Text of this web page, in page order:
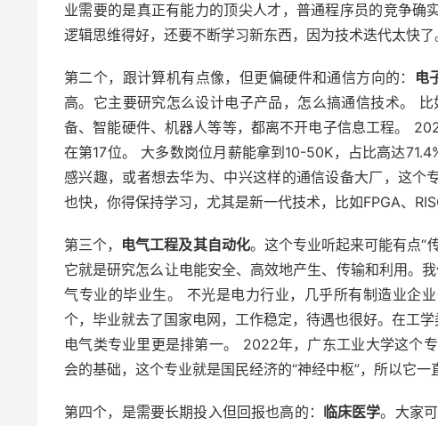
业需要的是真正有能力的顶尖人才，普通程序员的竞争确
逻辑思维得好，还要不断学习新东西，因为技术迭代太快了
第二个，跟计算机有点像，但更偏硬件和通信方向的： 电
高。它主要研究怎么设计电子产品，怎么搞通信技术。
备、智能硬件、机器人等等，都离不开电子信息工程。
在第17位。 大多数岗位月薪能拿到10-50K，占比高达
感兴趣，或者想去华为、中兴这样的通信设备大厂，这
也快，你得保持学习，尤其是新一代技术，比如FPGA、
第三个， 电气工程及其自动化。这个专业听起来可能有点“
它就是研究怎么让电能安全、高效地产生、传输和利用。
气专业的毕业生。 不光是电力行业，几乎所有制造业企
个，毕业就去了国家电网，工作稳定，待遇也很好。在工
电气类专业里更是排第一。 2022年，广东工业大学这个
会的基础，这个专业就是国民经济的“神经中枢”，所以它一
第四个，是需要长期投入但回报也高的： 临床医学。大家